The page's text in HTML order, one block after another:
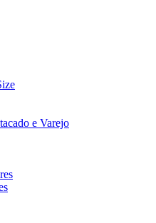
e Varejo